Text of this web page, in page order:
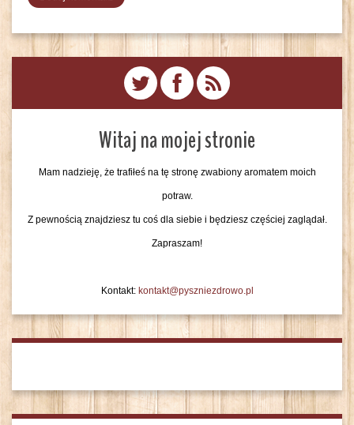
Witaj na mojej stronie
Mam nadzieję, że trafiłeś na tę stronę zwabiony aromatem moich
potraw.
Z pewnością znajdziesz tu coś dla siebie i będziesz częściej zaglądał.
Zapraszam!
Kontakt: kontakt@pyszniezdrowo.pl